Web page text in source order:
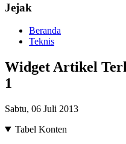
Jejak
Beranda
Teknis
Widget Artikel
1
Sabtu, 06 Juli 2013
Tabel Konten